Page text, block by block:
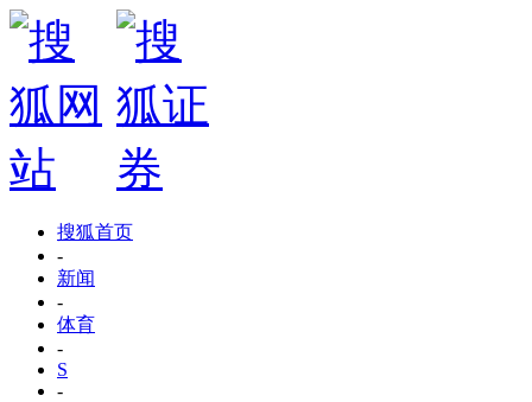
搜狐首页
-
新闻
-
体育
-
S
-